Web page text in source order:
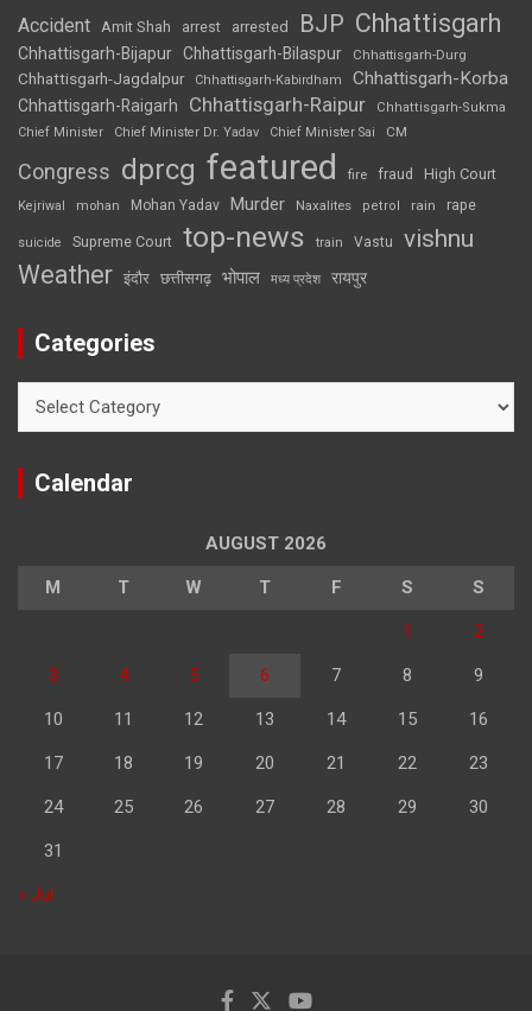
Accident Amit Shah arrest arrested BJP Chhattisgarh
Chhattisgarh-Bijapur Chhattisgarh-Bilaspur Chhattisgarh-Durg
Chhattisgarh-Jagdalpur Chhattisgarh-Kabirdham Chhattisgarh-Korba
Chhattisgarh-Raigarh Chhattisgarh-Raipur
Chhattisgarh-Sukma
Chief Minister
Chief Minister Dr. Yadav Chief Minister Sai CM
Congress dprcg featured fire fraud High Court
Kejriwal mohan Mohan Yadav Murder Naxalites petrol rain rape
suicide Supreme Court top-news train Vastu vishnu
Weather इंदौर छत्तीसगढ़ भोपाल मध्य प्रदेश रायपुर
Categories
Calendar
AUGUST 2026
M T W T F S S
1 2
3 4 5 6 7 8 9
10 11 12 13 14 15 16
17 18 19 20 21 22 23
24 25 26 27 28 29 30
31
« Jul